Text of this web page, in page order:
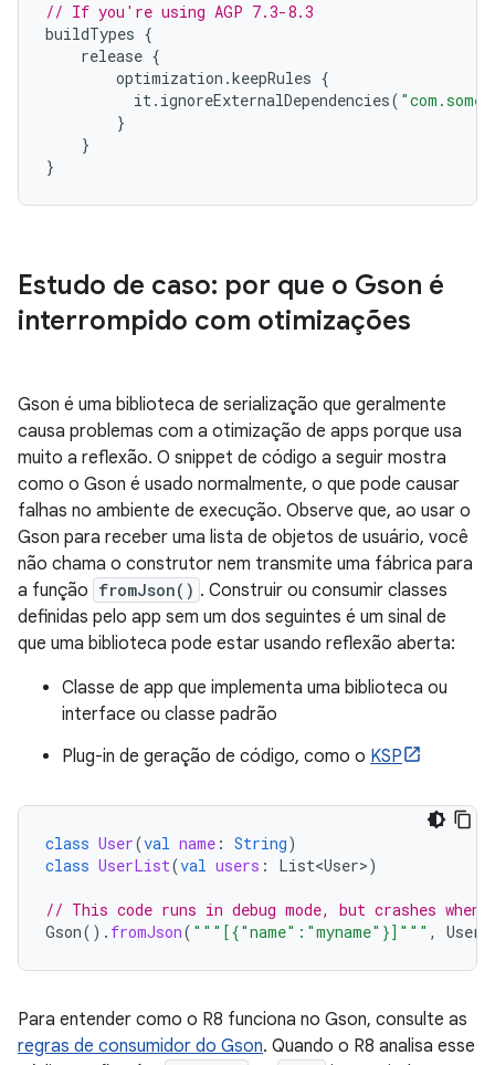
// If you're using AGP 7.3-8.3
buildTypes {
release {
optimization .keepRules {
it. ignoreExternalDependencies(
}
}
}
Estudo de caso: por que o Gson é
interrompido com otimizações
Gson é uma biblioteca de serialização que geralmente
causa problemas com a otimização de apps porque usa
muito a reflexão. O snippet de código a seguir mostra
como o Gson é usado normalmente, o que pode causar
falhas no ambiente de execução. Observe que, ao usar o
Gson para receber uma lista de objetos de usuário, você
não chama o construtor nem transmite uma fábrica para
a função fromJson() . Construir ou consumir classes
definidas pelo app sem um dos seguintes é um sinal de
que uma biblioteca pode estar usando reflexão aberta:
Classe de app que implementa uma biblioteca ou
interface ou classe padrão
Plug-in de geração de código, como o KSP
class User(val name : String)
class UserList(val users : List<User>)
// This code runs in debug mode, but crashes when
Gson(). fromJson( """[{"name":"myname"}]""" , User
Para entender como o R8 funciona no Gson, consulte as
regras de consumidor do Gson. Quando o R8 analisa esse